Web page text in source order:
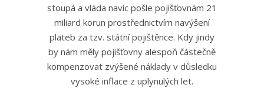
stoupá a vláda navíc pošle pojišťovnám 21
miliard korun prostřednictvím navýšení
plateb za tzv. státní pojištěnce. Kdy jindy
by nám měly pojišťovny alespoň částečně
kompenzovat zvýšené náklady v důsledku
vysoké inflace z uplynulých let.